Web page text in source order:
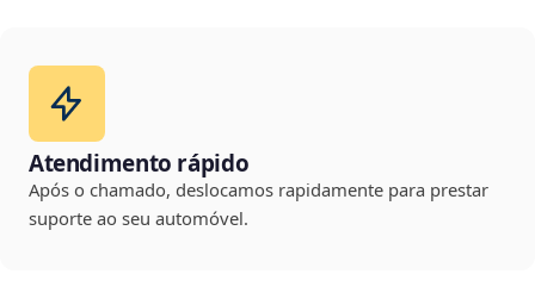
Atendimento rápido
Após o chamado, deslocamos rapidamente para prestar
suporte ao seu automóvel.